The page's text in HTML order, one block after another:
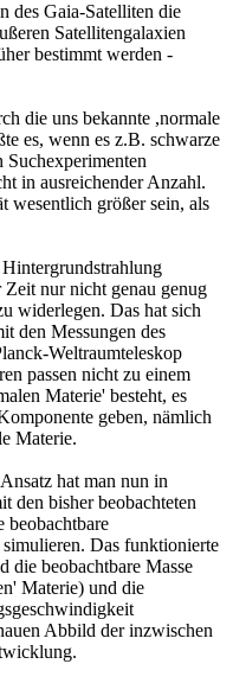
des Gaia-Satelliten die
Satellitengalaxien
bestimmt werden -
die uns bekannte ,normale
es, wenn es z.B. schwarze
Suchexperimenten
in ausreichender Anzahl.
wesentlich größer sein, als
nur nicht genau genug
widerlegen. Das hat sich
den Messungen des
Weltraumteleskop
passen nicht zu einem
Materie' besteht, es
geben, nämlich
Materie.
hat man nun in
den bisher beobachteten
beobachtbare
Das funktionierte
die beobachtbare Masse
Materie) und die
Abbild der inzwischen